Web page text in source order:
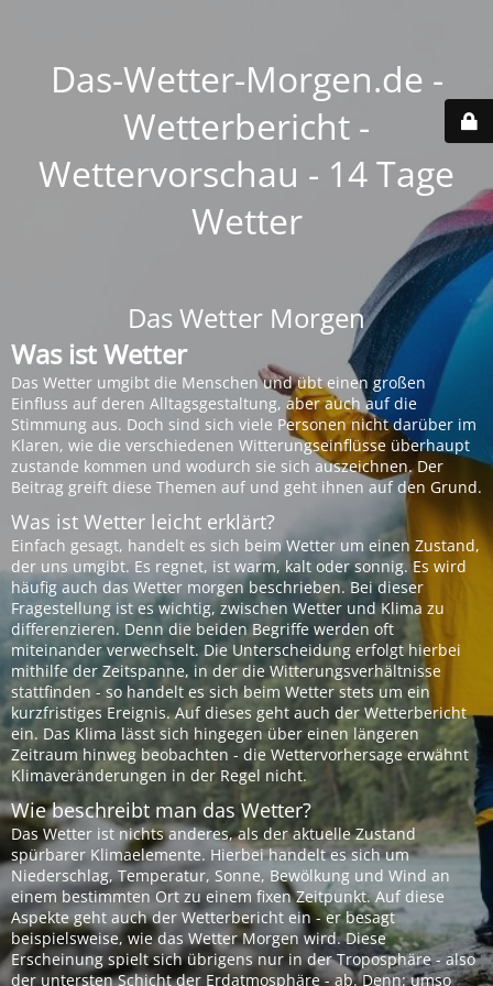
Das-Wetter-Morgen.de -
Wetterbericht -
Wettervorschau - 14 Tage
Wetter
Das Wetter Morgen
Was ist Wetter
Das Wetter umgibt die Menschen und übt einen großen
Einfluss auf deren Alltagsgestaltung, aber auch auf die
Stimmung aus. Doch sind sich viele Personen nicht darüber im
Klaren, wie die verschiedenen Witterungseinflüsse überhaupt
zustande kommen und wodurch sie sich auszeichnen. Der
Beitrag greift diese Themen auf und geht ihnen auf den Grund.
Was ist Wetter leicht erklärt?
Einfach gesagt, handelt es sich beim Wetter um einen Zustand,
der uns umgibt. Es regnet, ist warm, kalt oder sonnig. Es wird
häufig auch das Wetter morgen beschrieben. Bei dieser
Fragestellung ist es wichtig, zwischen Wetter und Klima zu
differenzieren. Denn die beiden Begriffe werden oft
miteinander verwechselt. Die Unterscheidung erfolgt hierbei
mithilfe der Zeitspanne, in der die Witterungsverhältnisse
stattfinden - so handelt es sich beim Wetter stets um ein
kurzfristiges Ereignis. Auf dieses geht auch der Wetterbericht
ein. Das Klima lässt sich hingegen über einen längeren
Zeitraum hinweg beobachten - die Wettervorhersage erwähnt
Klimaveränderungen in der Regel nicht.
Wie beschreibt man das Wetter?
Das Wetter ist nichts anderes, als der aktuelle Zustand
spürbarer Klimaelemente. Hierbei handelt es sich um
Niederschlag, Temperatur, Sonne, Bewölkung und Wind an
einem bestimmten Ort zu einem fixen Zeitpunkt. Auf diese
Aspekte geht auch der Wetterbericht ein - er besagt
beispielsweise, wie das Wetter Morgen wird. Diese
Erscheinung spielt sich übrigens nur in der Troposphäre - also
der untersten Schicht der Erdatmosphäre - ab. Denn: umso